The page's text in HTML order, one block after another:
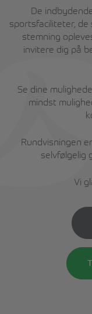
De
sportsfaciliteter,
stemning
invitere dig på
Se dine
mindst
Rundvisningen
selvfølgelig
Vi